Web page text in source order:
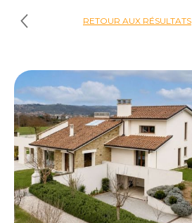
RETOUR AUX RÉSULTATS